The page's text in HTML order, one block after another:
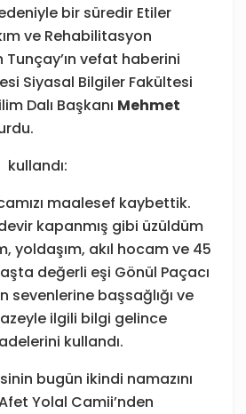
bir süredir Etiler
ve Rehabilitasyon
Tunçay’ın vefat haberini
Siyasal Bilgiler Fakültesi
Dalı Başkanı Mehmet
maalesef kaybettik.
kapanmış gibi üzüldüm
yoldaşım, akıl hocam ve 45
değerli eşi Gönül Paçacı
sevenlerine başsağlığı ve
ilgili bilgi gelince
kullandı.
bugün ikindi namazını
Yolal Camii’nden